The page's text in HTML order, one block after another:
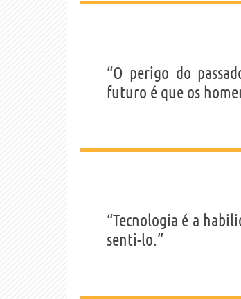
“O perigo do
futuro é que os
“Tecnologia é a
senti-lo.”